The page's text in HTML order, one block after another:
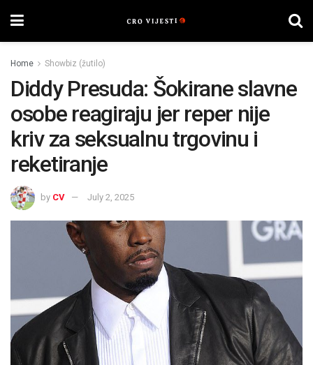
Home Showbiz (žutilo)
Diddy Presuda: Šokirane slavne
osobe reagiraju jer reper nije
kriv za seksualnu trgovinu i
reketiranje
by CV July 2, 2025